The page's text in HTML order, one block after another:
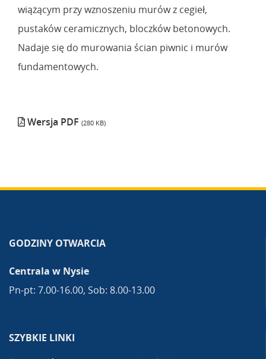
wiążącym przy wznoszeniu murów z cegieł,
pustaków ceramicznych, bloczków betonowych.
Nadaje się do murowania ścian piwnic i murów
fundamentowych.
Wersja PDF (280 KB)
GODZINY OTWARCIA
Centrala w Nysie
Pn-pt: 7.00-16.00, Sob: 8.00-13.00
SZYBKIE LINKI